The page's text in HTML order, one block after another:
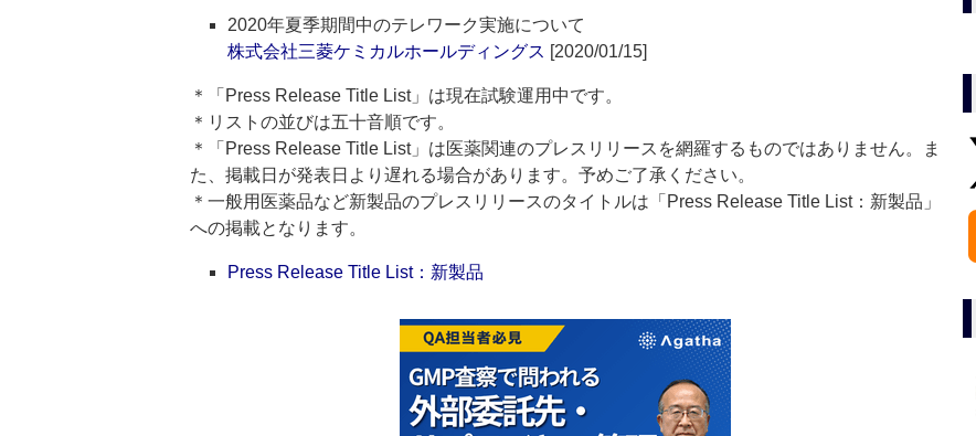
2020年夏季期間中のテレワーク実施について
株式会社三菱ケミカルホールディングス [2020/01/15]
＊「Press Release Title List」は現在試験運用中です。
＊リストの並びは五十音順です。
＊「Press Release Title List」は医薬関連のプレスリリースを網羅するものではありません。ま
た、掲載日が発表日より遅れる場合があります。予めご了承ください。
＊一般用医薬品など新製品のプレスリリースのタイトルは「Press Release Title List：新製品」
への掲載となります。
Press Release Title List：新製品